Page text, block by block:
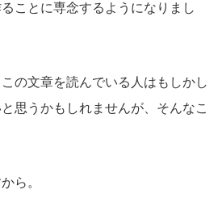
ことに専念するようになりまし
の文章を読んでいる人はもしかし
思うかもしれませんが、そんなこ
ら。